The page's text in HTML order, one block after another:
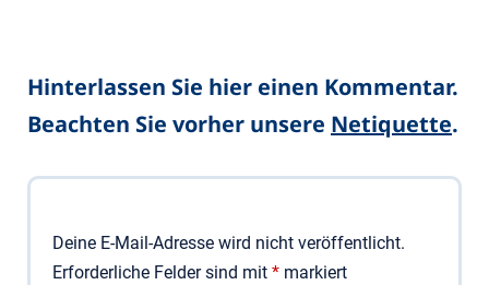
Hinterlassen Sie hier einen Kommentar.
Beachten Sie vorher unsere Netiquette.
Deine E-Mail-Adresse wird nicht veröffentlicht.
Erforderliche Felder sind mit * markiert